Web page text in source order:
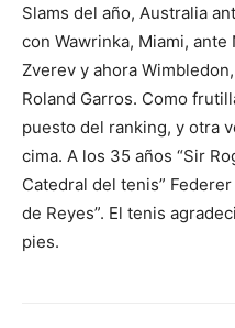
Slams del año, Australia
con Wawrinka, Miami,
Zverev y ahora
Roland Garros. Como
puesto del ranking, y otra
cima. A los 35 años “Sir
Catedral del tenis”
de Reyes”. El tenis
pies.